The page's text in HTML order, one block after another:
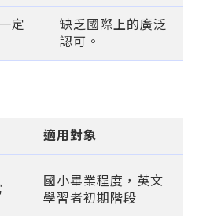
定
缺乏國際上的廣泛
認可。
適用對象
國小畢業程度，英文
學習者初期階段